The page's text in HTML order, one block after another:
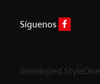
Síguenos
developed StyleOne